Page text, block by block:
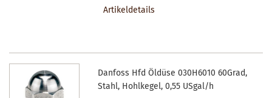
Artikeldetails
Danfoss Hfd Öldüse 030H6010 60Grad,
Stahl, Hohlkegel, 0,55 USgal/h